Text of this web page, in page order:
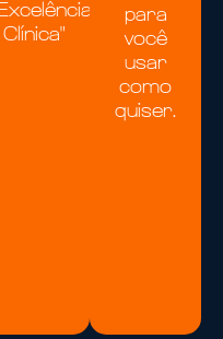
Clínica"
para
você
usar
como
quiser.